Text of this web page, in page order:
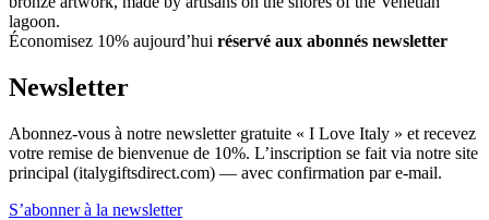
lagoon.
Économisez 10% aujourd’hui réservé aux abonnés newsletter
Newsletter
Abonnez-vous à notre newsletter gratuite « I Love Italy » et recevez
votre remise de bienvenue de 10%. L’inscription se fait via notre site
principal (italygiftsdirect.com) — avec confirmation par e-mail.
S’abonner à la newsletter